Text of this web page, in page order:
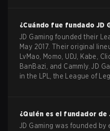
¿Cuándo fue fundado JD
JD Gaming founded their
May 2017. Their original
LvMao, Momo, UDJ, Kabe,
BanBazi, and Cammly. JD
in the LPL, the League of
¿Quién es el fundador de
JD Gaming was founded by